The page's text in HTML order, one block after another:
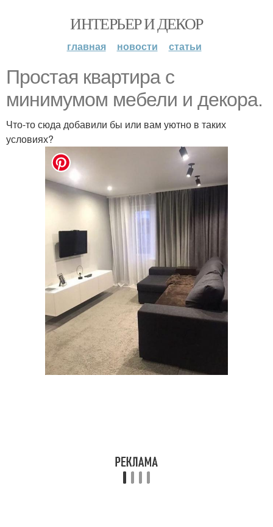
ИНТЕРЬЕР И ДЕКОР
главная новости статьи
Простая квартира с
минимумом мебели и декора.
Что-то сюда добавили бы или вам уютно в таких
условиях?